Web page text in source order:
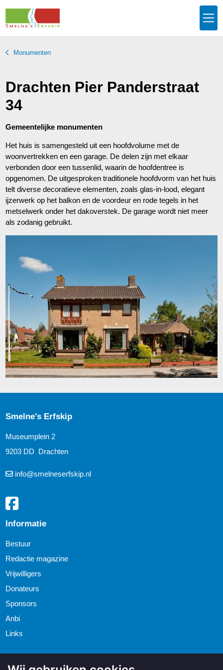
Monumenten
Drachten Pier Panderstraat
34
Gemeentelijke monumenten
Het huis is samengesteld uit een hoofdvolume met de
woonvertrekken en een garage. De delen zijn met elkaar
verbonden door een tussenlid, waarin de hoofdentree is
opgenomen. De uitgesproken traditionele hoofdvorm van het huis
telt diverse decoratieve elementen, zoals glas-in-lood, elegant
ijzerwerk op het balkon en de voordeur en rode tegels in het
metselwerk onder het dakoverstek. De garage wordt niet meer
als zodanig gebruikt.
Smelne's Erfskip
Museumplein 2
9203 DD Drachten
info@smelneserfskip.nl
Informatie
Bestuur
Redactie magazine
Vrijwilligers
Donateurs
Sponsors
Anbi
Links